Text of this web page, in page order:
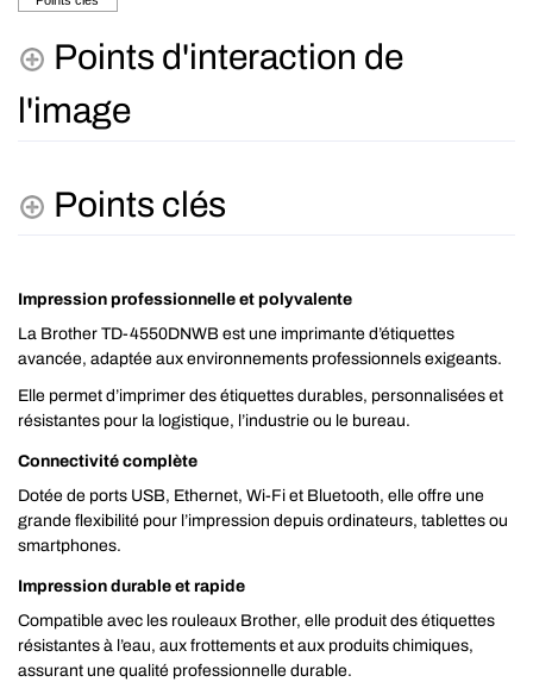
Points d'interaction de
l'image
Points clés
Impression professionnelle et polyvalente
La Brother TD-4550DNWB est une imprimante d’étiquettes
avancée, adaptée aux environnements professionnels exigeants.
Elle permet d’imprimer des étiquettes durables, personnalisées et
résistantes pour la logistique, l’industrie ou le bureau.
Connectivité complète
Dotée de ports USB, Ethernet, Wi-Fi et Bluetooth, elle offre une
grande flexibilité pour l’impression depuis ordinateurs, tablettes ou
smartphones.
Impression durable et rapide
Compatible avec les rouleaux Brother, elle produit des étiquettes
résistantes à l’eau, aux frottements et aux produits chimiques,
assurant une qualité professionnelle durable.